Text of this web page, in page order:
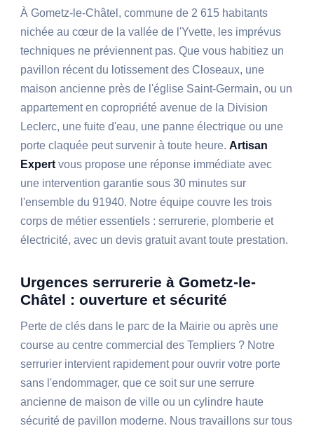
À Gometz-le-Châtel, commune de 2 615 habitants
nichée au cœur de la vallée de l'Yvette, les imprévus
techniques ne préviennent pas. Que vous habitiez un
pavillon récent du lotissement des Closeaux, une
maison ancienne près de l'église Saint-Germain, ou un
appartement en copropriété avenue de la Division
Leclerc, une fuite d'eau, une panne électrique ou une
porte claquée peut survenir à toute heure.Artisan
Expertvous propose une réponse immédiate avec
une intervention garantie sous 30 minutes sur
l'ensemble du 91940. Notre équipe couvre les trois
corps de métier essentiels : serrurerie, plomberie et
électricité, avec un devis gratuit avant toute prestation.
Urgences serrurerie à Gometz-le-
Châtel : ouverture et sécurité
Perte de clés dans le parc de la Mairie ou après une
course au centre commercial des Templiers ? Notre
serrurier intervient rapidement pour ouvrir votre porte
sans l'endommager, que ce soit sur une serrure
ancienne de maison de ville ou un cylindre haute
sécurité de pavillon moderne. Nous travaillons sur tous